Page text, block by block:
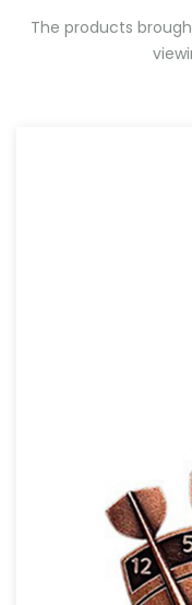
The products